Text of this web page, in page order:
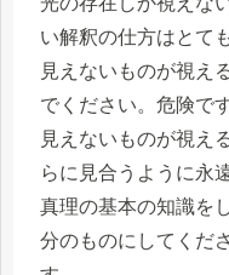
い解釈の仕方はとて
見えないものが視え
でください。危険で
見えないものが視え
らに見合うように永
真理の基本の知識を
分のものにしてくだ